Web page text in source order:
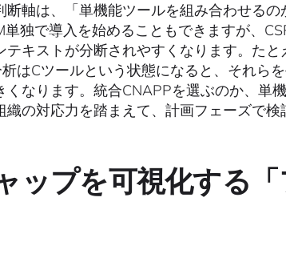
断軸は、「単機能ツールを組み合わせるの
独で導入を始めることもできますが、
テキストが分断されやすくなります。た
はCツールという状態になると、それら
くなります。統合CNAPPを選ぶのか、単
の対応力を踏まえて、計画フェーズで検
ップを可視化する